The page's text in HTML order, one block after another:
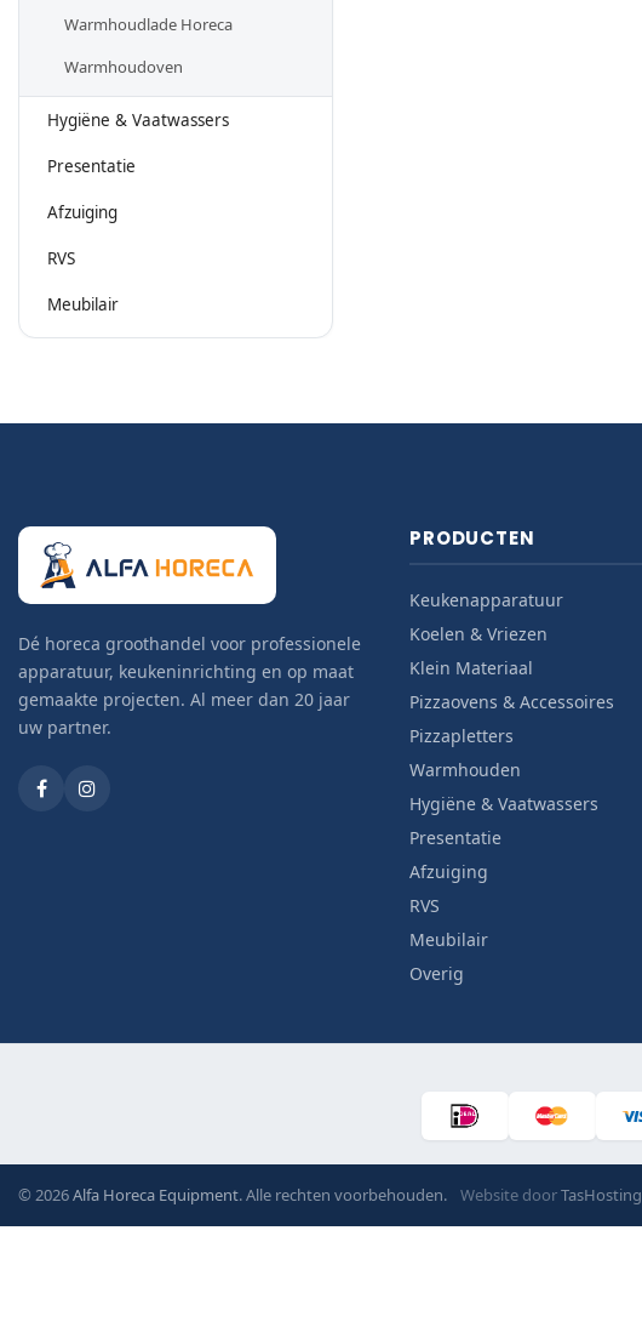
Warmhoudlade Horeca
Warmhoudoven
Hygiëne & Vaatwassers
Presentatie
Afzuiging
RVS
Meubilair
Dé horeca groothandel voor professionele
apparatuur, keukeninrichting en op maat
gemaakte projecten. Al meer dan 20 jaar
uw partner.
PRODUCTEN
Keukenapparatuur
Koelen & Vriezen
Klein Materiaal
Pizzaovens & Accessoires
Pizzapletters
Warmhouden
Hygiëne & Vaatwassers
Presentatie
Afzuiging
RVS
Meubilair
Overig
© 2026Alfa Horeca Equipment. Alle rechten voorbehouden. Website doorTasHosting